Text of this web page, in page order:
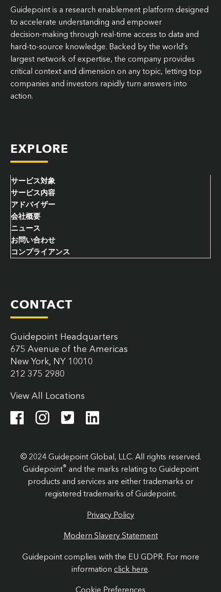
Guidepoint is a research enablement platform designed
to accelerate understanding and empower
decision‑making through real-time access to data and
hard-to-source knowledge. Backed by the world’s
largest network of expertise, the company provides
critical context and dimension on any topic, letting top
companies and investors rapidly turn answers into
action.
EXPLORE
サービス対象
サービス内容
アドバイザー
会社概要
ニュース
お問い合わせ
コンプライアンス
CONTACT
Guidepoint Headquarters
675 Avenue of the Americas
New York, NY 10010
212 375 2980
View All Locations
© 2024 Guidepoint Global, LLC. All rights reserved.
Guidepoint® and the marks relating to Guidepoint
products and services are either trademarks or
registered trademarks of Guidepoint.
Privacy Policy
Modern Slavery Statement
Guidepoint complies with the EU GDPR. For more
information click here.
Cookie Preferences